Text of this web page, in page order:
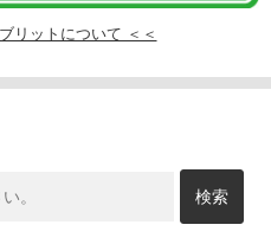
リットについて ＜＜